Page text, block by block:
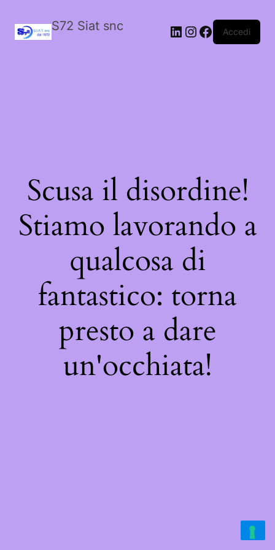
S72 Siat snc LinkedIn
Instagram
Facebook
Accedi
Scusa il disordine!
Stiamo lavorando a
qualcosa di
fantastico: torna
presto a dare
un'occhiata!